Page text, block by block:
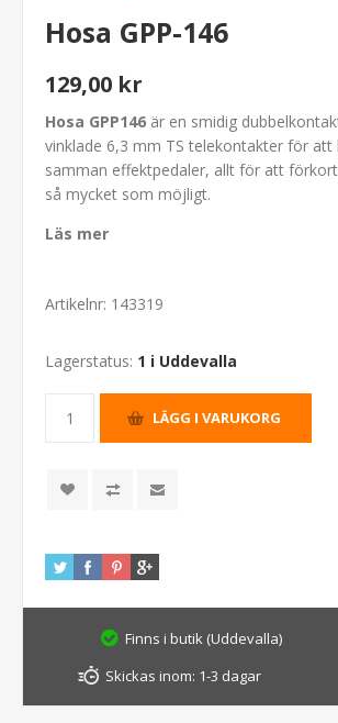
Hosa GPP-146
129,00 kr
Hosa GPP146 är en smidig
vinklade 6,3 mm TS telekontakter för att
samman effektpedaler, allt för att
så mycket som möjligt.
Läs mer
Artikelnr: 143319
Lagerstatus: 1 i Uddevalla
Finns i butik (Uddevalla)
Skickas inom: 1-3 dagar